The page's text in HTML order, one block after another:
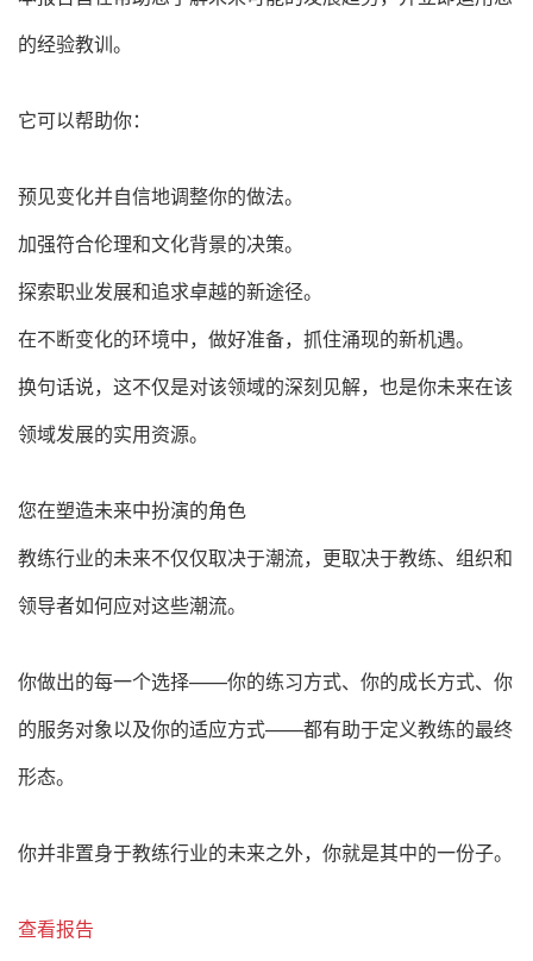
的经验教训。
它可以帮助你：
预见变化并自信地调整你的做法。
加强符合伦理和文化背景的决策。
探索职业发展和追求卓越的新途径。
在不断变化的环境中，做好准备，抓住涌现的新机遇。
换句话说，这不仅是对该领域的深刻见解，也是你未来在该
领域发展的实用资源。
您在塑造未来中扮演的角色
教练行业的未来不仅仅取决于潮流，更取决于教练、组织和
领导者如何应对这些潮流。
你做出的每一个选择——你的练习方式、你的成长方式、你
的服务对象以及你的适应方式——都有助于定义教练的最终
形态。
你并非置身于教练行业的未来之外，你就是其中的一份子。
查看报告